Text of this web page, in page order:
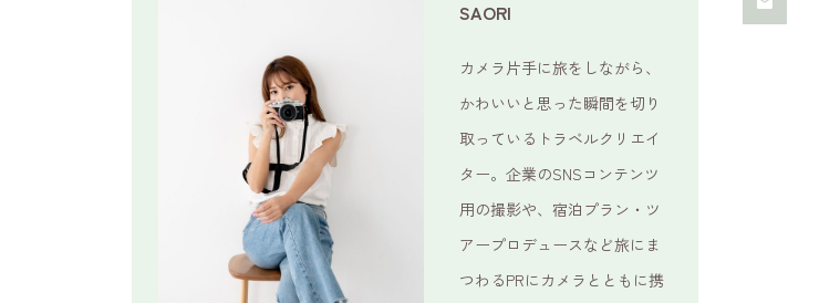
SAORI
カメラ片手に旅をしながら、
かわいいと思った瞬間を切り
取っているトラベルクリエイ
ター。企業のSNSコンテンツ
用の撮影や、宿泊プラン・ツ
アープロデュースなど旅にま
つわるPRにカメラとともに携